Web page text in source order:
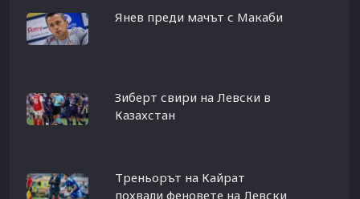
Янев преди мачът с Макаби
Зиберт свири на Левски в
Казахстан
Треньорът на Кайрат
похвали феновете на Левски